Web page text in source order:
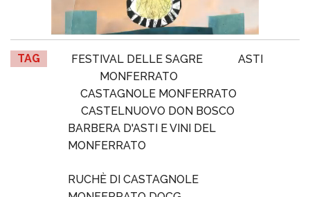
TAG FESTIVAL DELLE SAGRE
ASTI
MONFERRATO
CASTAGNOLE MONFERRATO
CASTELNUOVO DON BOSCO
BARBERA D'ASTI E VINI DEL
MONFERRATO
RUCHÈ DI CASTAGNOLE